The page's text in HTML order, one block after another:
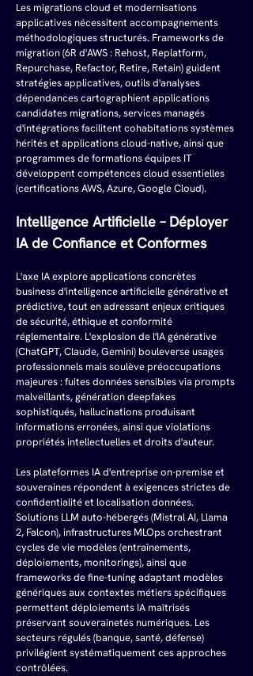
Les migrations cloud et modernisations
applicatives nécessitent accompagnements
méthodologiques structurés. Frameworks de
migration (6R d'AWS : Rehost, Replatform,
Repurchase, Refactor, Retire, Retain) guident
stratégies applicatives, outils d'analyses
dépendances cartographient applications
candidates migrations, services managés
d'intégrations facilitent cohabitations systèmes
hérités et applications cloud-native, ainsi que
programmes de formations équipes IT
développent compétences cloud essentielles
(certifications AWS, Azure, Google Cloud).
Intelligence Artificielle – Déployer
IA de Confiance et Conformes
L'axe IA explore applications concrètes
business d'intelligence artificielle générative et
prédictive, tout en adressant enjeux critiques
de sécurité, éthique et conformité
réglementaire. L'explosion de l'IA générative
(ChatGPT, Claude, Gemini) bouleverse usages
professionnels mais soulève préoccupations
majeures : fuites données sensibles via prompts
malveillants, génération deepfakes
sophistiqués, hallucinations produisant
informations erronées, ainsi que violations
propriétés intellectuelles et droits d'auteur.
Les plateformes IA d'entreprise on-premise et
souveraines répondent à exigences strictes de
confidentialité et localisation données.
Solutions LLM auto-hébergés (Mistral AI, Llama
2, Falcon), infrastructures MLOps orchestrant
cycles de vie modèles (entraînements,
déploiements, monitorings), ainsi que
frameworks de fine-tuning adaptant modèles
génériques aux contextes métiers spécifiques
permettent déploiements IA maîtrisés
préservant souverainetés numériques. Les
secteurs régulés (banque, santé, défense)
privilégient systématiquement ces approches
contrôlées.